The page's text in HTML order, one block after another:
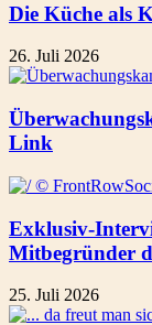
Die Küche als
26. Juli 2026
Link
Exklusiv-
Mitbegründer
25. Juli 2026